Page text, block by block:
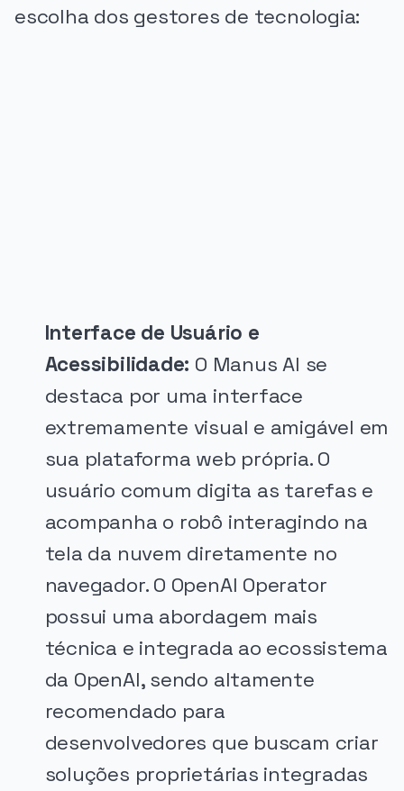
escolha dos gestores de tecnologia:
Interface de Usuário e
Acessibilidade: O Manus AI se
destaca por uma interface
extremamente visual e amigável em
sua plataforma web própria. O
usuário comum digita as tarefas e
acompanha o robô interagindo na
tela da nuvem diretamente no
navegador. O OpenAI Operator
possui uma abordagem mais
técnica e integrada ao ecossistema
da OpenAI, sendo altamente
recomendado para
desenvolvedores que buscam criar
soluções proprietárias integradas